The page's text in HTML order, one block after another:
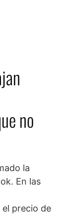
no
la
En las
precio de